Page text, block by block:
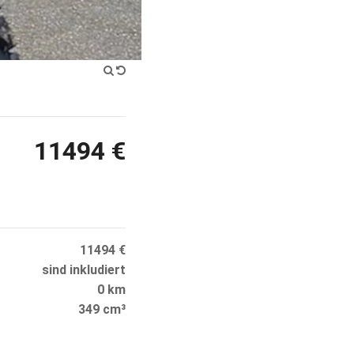
11494 €
11494 €
sind inkludiert
0 km
349 cm³